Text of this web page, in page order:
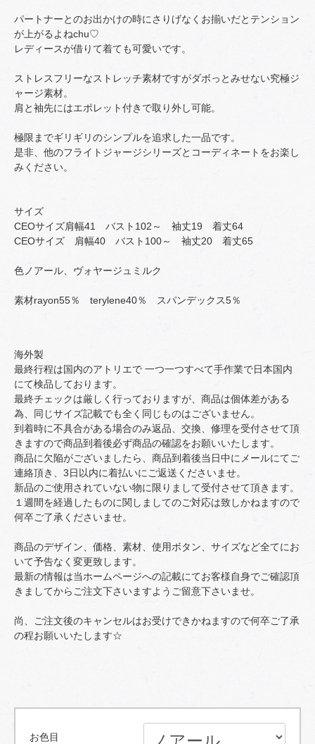
パートナーとのお出かけの時にさりげなくお揃いだとテンション
が上がるよねchu♡
レディースが借りて着ても可愛いです。
ストレスフリーなストレッチ素材ですがダボっとみせない究極ジ
ャージ素材。
肩と袖先にはエポレット付きで取り外し可能。
極限までギリギリのシンプルを追求した一品です。
是非、他のフライトジャージシリーズとコーディネートをお楽し
みください。
サイズ
CEOサイズ肩幅41 バスト102～ 袖丈19 着丈64
CEOサイズ 肩幅40 バスト100～ 袖丈20 着丈65
色ノアール、ヴォヤージュミルク
素材rayon55％ terylene40％ スパンデックス5％
海外製
最終行程は国内のアトリエで 一つ一つすべて手作業で日本国内
にて検品しております。
最終チェックは厳しく行っておりますが、商品は個体差がある
為、同じサイズ記載でも全く同じものはございません。
到着時に不具合がある場合のみ返品、交換、修理を受付させて頂
きますので商品到着後必ず商品の確認をお願いいたします。
商品に欠陥がございましたら、商品到着後当日中にメールにてご
連絡頂き、3日以内に着払いにご返送くださいませ。
新品のご使用されていない物に限りまして受付させて頂きます。
１週間を経過したものに関しましてのご対応は致しかねますので
何卒ご了承くださいませ。
商品のデザイン、価格、素材、使用ボタン、サイズなど全てにお
いて予告なく変更致します。
最新の情報は当ホームページへの記載にてお客様自身でご確認頂
きましてからご注文下さいますようご留意下さいませ。
尚、ご注文後のキャンセルはお受けできかねますので何卒ご了承
の程お願いいたします☆
お色目